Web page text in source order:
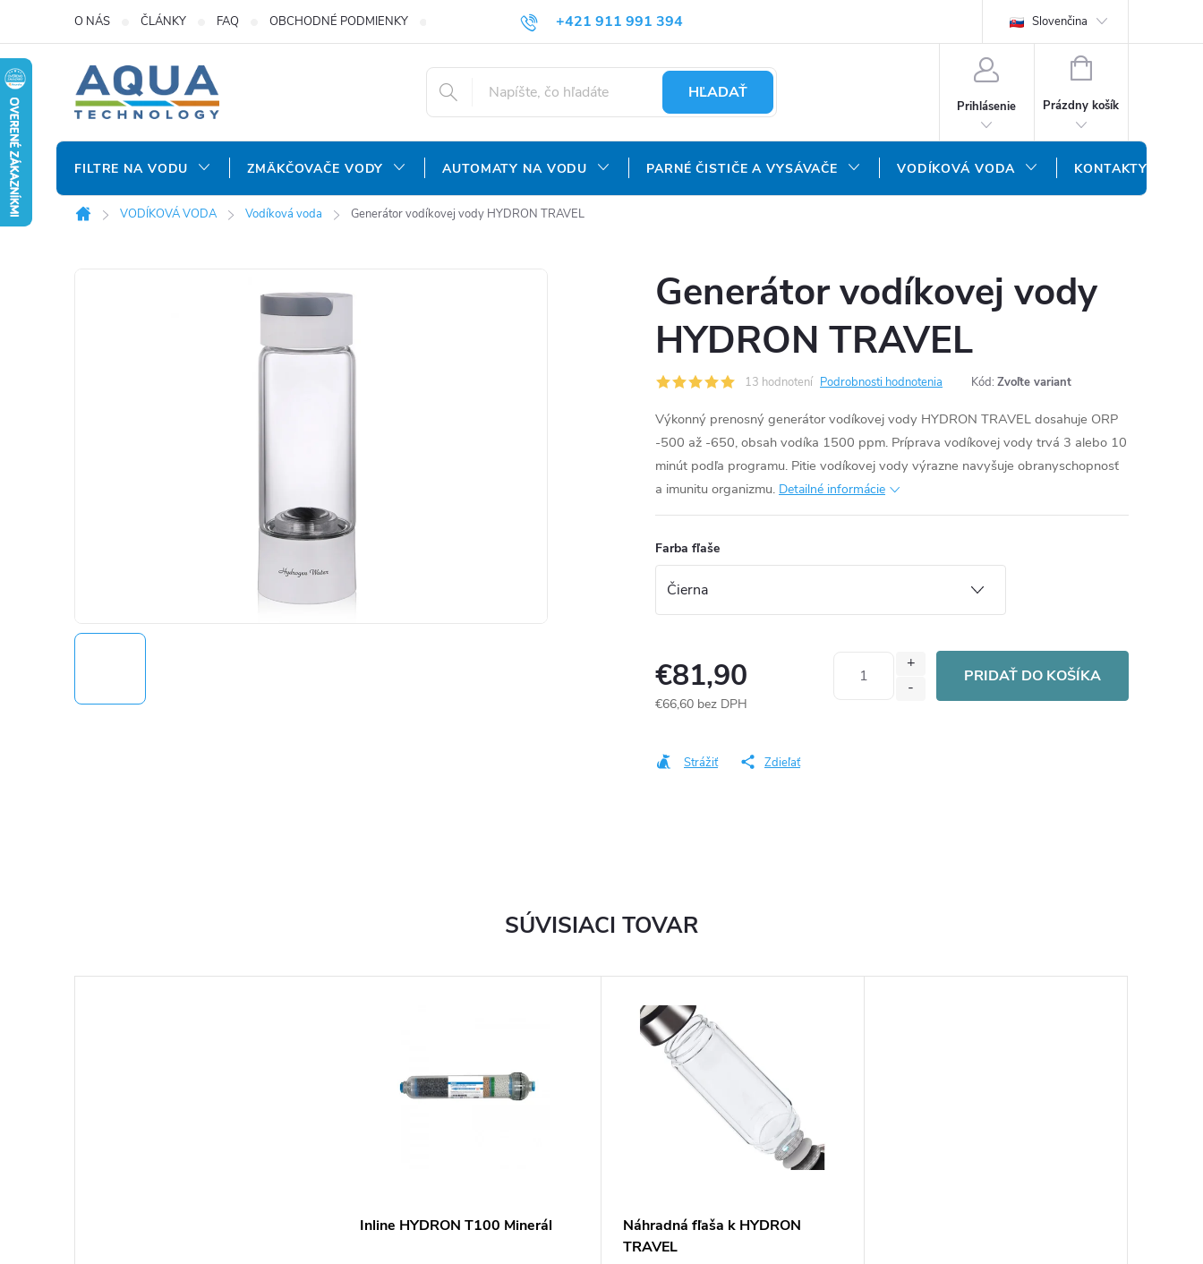
obsah
+421 911 991 394
info@aquatechnology.sk
O NÁS ČLÁNKY FAQ OBCHODNÉ PODMIENKY REKLAMAČNÝ PORIADOK OCHRANA OSOBNÝCH ÚDAJOV DOPRAVA A PLATBA
Slovenčina
HĽADAŤ
Prihlásenie
NÁKUPNÝ
Prázdny košík
FILTRE NA VODU ZMÄKČOVAČE VODY AUTOMATY NA VODU PARNÉ ČISTIČE A VYSÁVAČE VODÍKOVÁ VODA KONTAKTY
Domov
VODÍKOVÁ VODA Vodíková voda Generátor vodíkovej vody HYDRON TRAVEL
Generátor vodíkovej vody
HYDRON TRAVEL
13 hodnotení Podrobnosti hodnotenia Kód: Zvoľte variant
Výkonný prenosný generátor vodíkovej vody HYDRON TRAVEL dosahuje ORP
-500 až -650, obsah vodíka 1500 ppm. Príprava vodíkovej vody trvá 3 alebo 10
minút podľa programu. Pitie vodíkovej vody výrazne navyšuje obranyschopnosť
a imunitu organizmu. Detailné informácie
Farba fľaše
€81,90
€66,60 bez DPH
PRIDAŤ DO KOŠÍKA
Strážiť Zdieľať
SÚVISIACI TOVAR
Inline HYDRON T100 Minerál
Náhradná fľaša k HYDRON
TRAVEL